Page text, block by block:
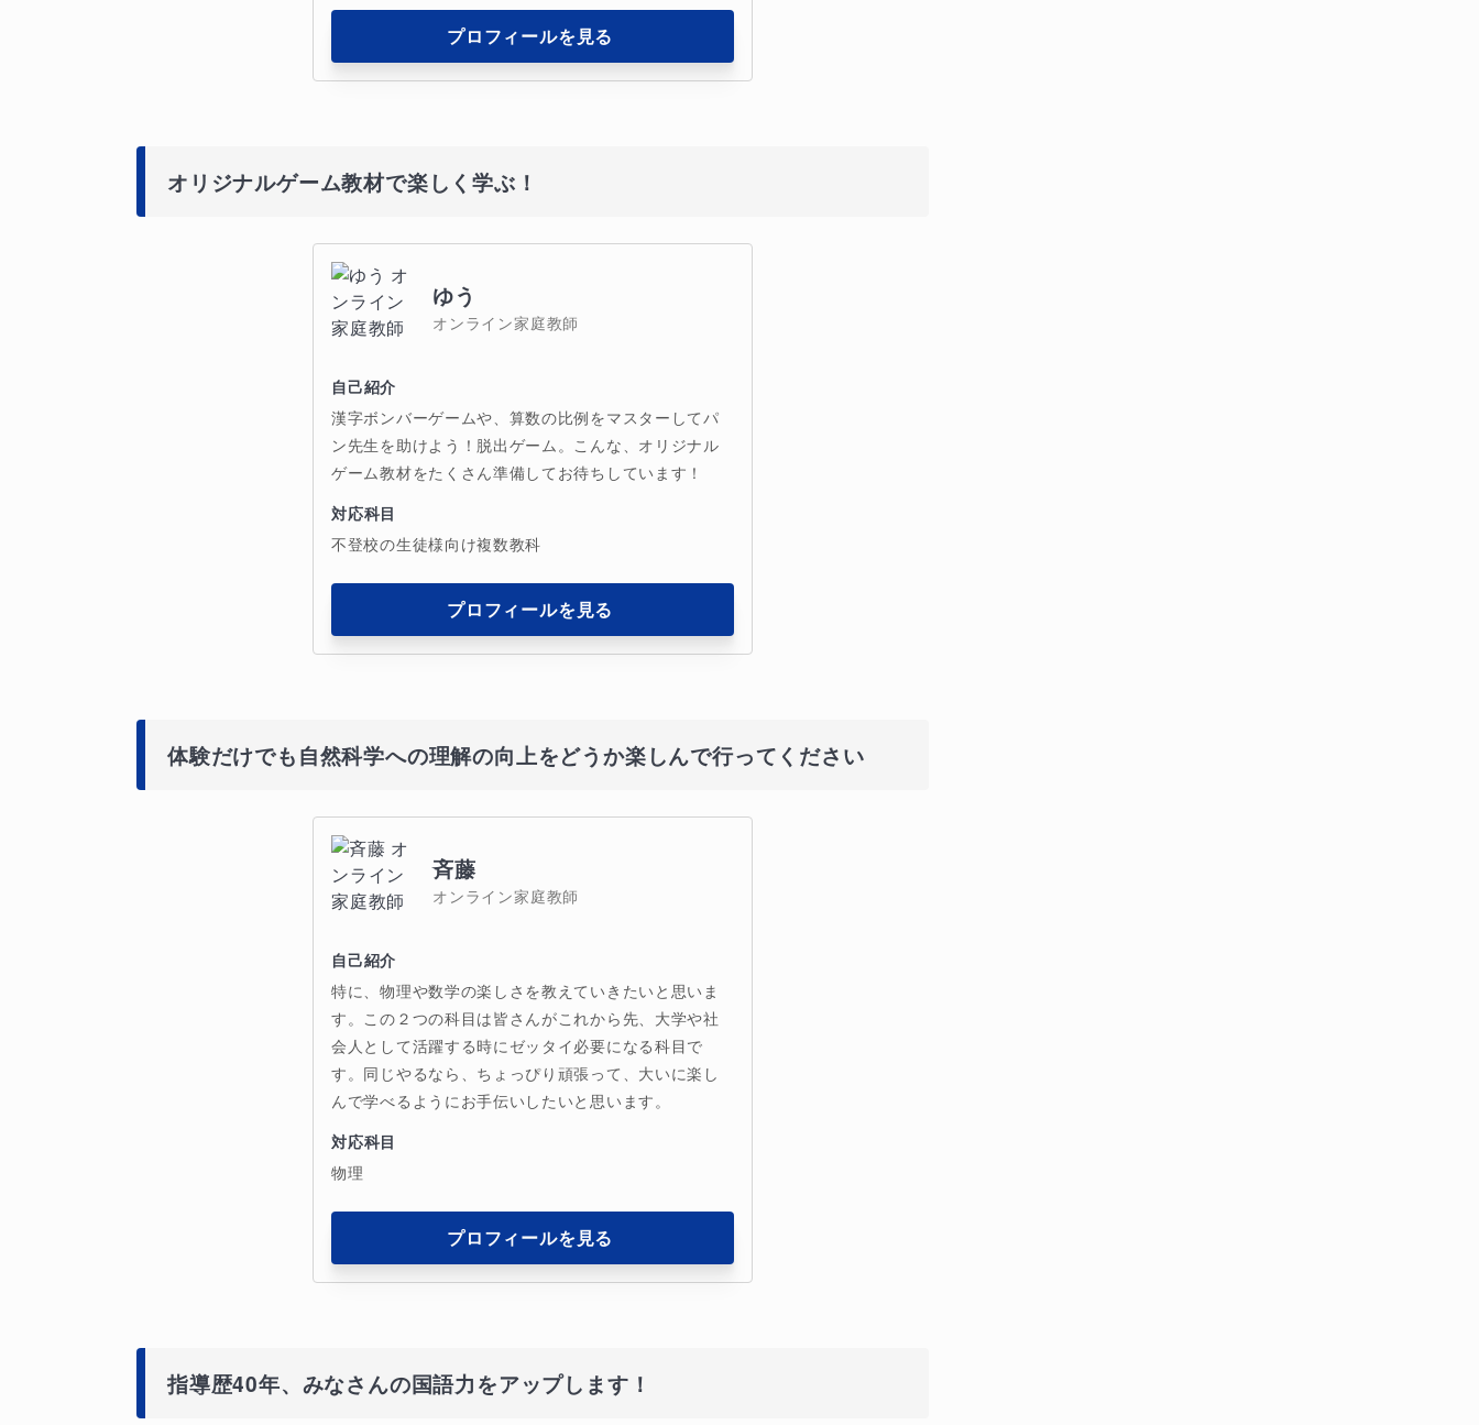
プロフィールを見る
オリジナルゲーム教材で楽しく学ぶ！
ゆう
オンライン家庭教師
自己紹介
漢字ボンバーゲームや、算数の比例をマスターしてパ
ン先生を助けよう！脱出ゲーム。こんな、オリジナル
ゲーム教材をたくさん準備してお待ちしています！
対応科目
不登校の生徒様向け複数教科
プロフィールを見る
体験だけでも自然科学への理解の向上をどうか楽しんで行ってください
斉藤
オンライン家庭教師
自己紹介
特に、物理や数学の楽しさを教えていきたいと思いま
す。この２つの科目は皆さんがこれから先、大学や社
会人として活躍する時にゼッタイ必要になる科目で
す。同じやるなら、ちょっぴり頑張って、大いに楽し
んで学べるようにお手伝いしたいと思います。
対応科目
物理
プロフィールを見る
指導歴40年、みなさんの国語力をアップします！